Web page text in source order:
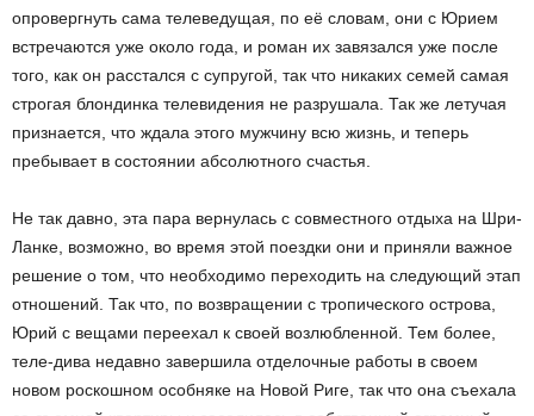
опровергнуть сама телеведущая, по её словам, они с Юрием
встречаются уже около года, и роман их завязался уже после
того, как он расстался с супругой, так что никаких семей самая
строгая блондинка телевидения не разрушала. Так же летучая
признается, что ждала этого мужчину всю жизнь, и теперь
пребывает в состоянии абсолютного счастья.
Не так давно, эта пара вернулась с совместного отдыха на Шри-
Ланке, возможно, во время этой поездки они и приняли важное
решение о том, что необходимо переходить на следующий этап
отношений. Так что, по возвращении с тропического острова,
Юрий с вещами переехал к своей возлюбленной. Тем более,
теле-дива недавно завершила отделочные работы в своем
новом роскошном особняке на Новой Риге, так что она съехала